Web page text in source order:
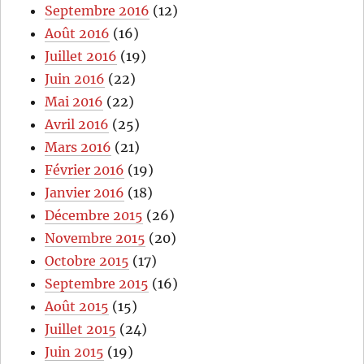
Septembre 2016 (12)
Août 2016 (16)
Juillet 2016 (19)
Juin 2016 (22)
Mai 2016 (22)
Avril 2016 (25)
Mars 2016 (21)
Février 2016 (19)
Janvier 2016 (18)
Décembre 2015 (26)
Novembre 2015 (20)
Octobre 2015 (17)
Septembre 2015 (16)
Août 2015 (15)
Juillet 2015 (24)
Juin 2015 (19)